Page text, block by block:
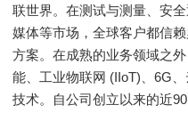
联世界。在测试与测量、安
媒体等市场，全球客户都信
方案。在成熟的业务领域之
能、工业物联网 (IIoT)、6G
技术。自公司创立以来的近